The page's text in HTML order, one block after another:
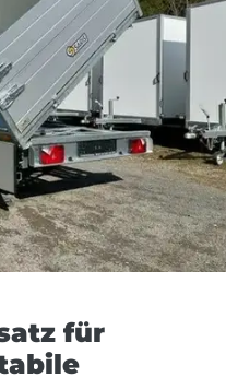
für